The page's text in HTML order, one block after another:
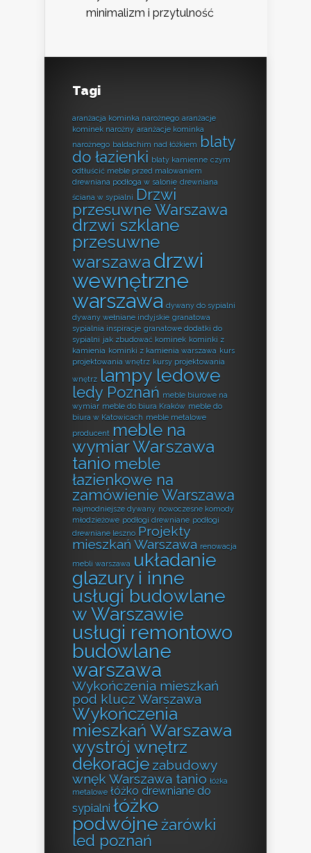
minimalizm i przytulność
Tagi
aranżacja kominka narożnego aranżacje
kominek narożny aranżacje kominka
narożnego baldachim nad łóżkiem
blaty
do łazienki blaty kamienne czym
odtłuścić meble przed malowaniem
drewniana podłoga w salonie drewniana
ściana w sypialni Drzwi
przesuwne Warszawa
drzwi szklane
przesuwne
warszawa drzwi
wewnętrzne
warszawa dywany do sypialni
dywany wełniane indyjskie granatowa
sypialnia inspiracje granatowe dodatki do
sypialni jak zbudować kominek kominki z
kamienia kominki z kamienia warszawa kurs
projektowania wnętrz kursy projektowania
wnętrz lampy ledowe
ledy Poznań meble biurowe na
wymiar meble do biura Kraków meble do
biura w Katowicach meble metalowe
producent meble na
wymiar Warszawa
tanio meble
łazienkowe na
zamówienie Warszawa
najmodniejsze dywany nowoczesne komody
młodzieżowe podłogi drewniane podłogi
drewniane leszno Projekty
mieszkań Warszawa renowacja
mebli warszawa układanie
glazury i inne
usługi budowlane
w Warszawie
usługi remontowo
budowlane
warszawa
Wykończenia mieszkań
pod klucz Warszawa
Wykończenia
mieszkań Warszawa
wystrój wnętrz
dekoracje zabudowy
wnęk Warszawa tanio łóżka
metalowe łóżko drewniane do
sypialni łóżko
podwójneżarówki
led poznań